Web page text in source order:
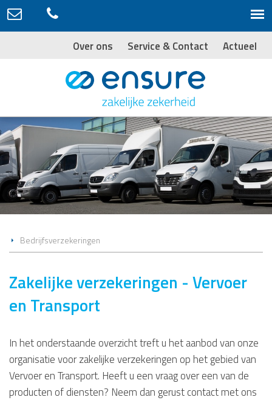
Over ons Service & Contact Actueel
Bedrijfsverzekeringen
Zakelijke verzekeringen - Vervoer
en Transport
In het onderstaande overzicht treft u het aanbod van onze
organisatie voor zakelijke verzekeringen op het gebied van
Vervoer en Transport. Heeft u een vraag over een van de
producten of diensten? Neem dan gerust contact met ons